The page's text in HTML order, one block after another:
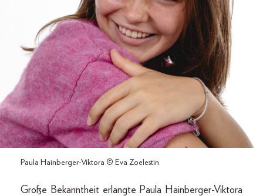
Paula Hainberger-Viktora © Eva Zoelestin
Große Bekanntheit erlangte Paula Hainberger-Viktora